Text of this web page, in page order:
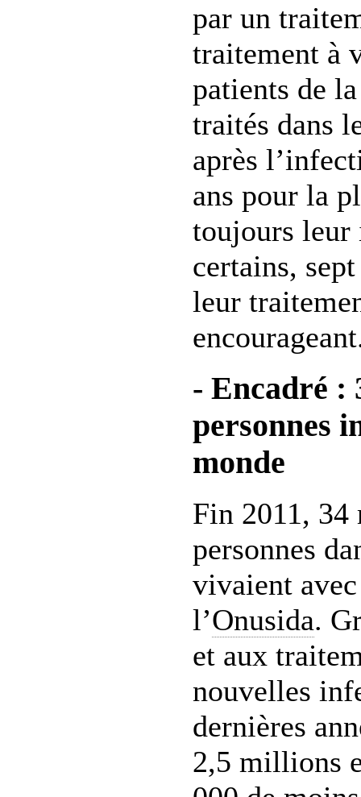
par un
traitement à
patients de
traités dans
après
ans pour la
toujours leur
certains,
leur
- Encadré :
personnes
monde
Fin 2011,
personnes
vivaient
l’Onusida.
et aux
nouvelles
dernières
2,5 millions